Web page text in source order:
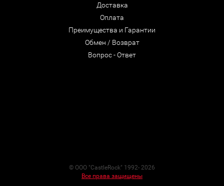
Доставка
Оплата
Преимущества и Гарантии
Обмен / Возврат
Вопрос - Ответ
© ООО "CastleRock" 1992- 2026
Все права защищены